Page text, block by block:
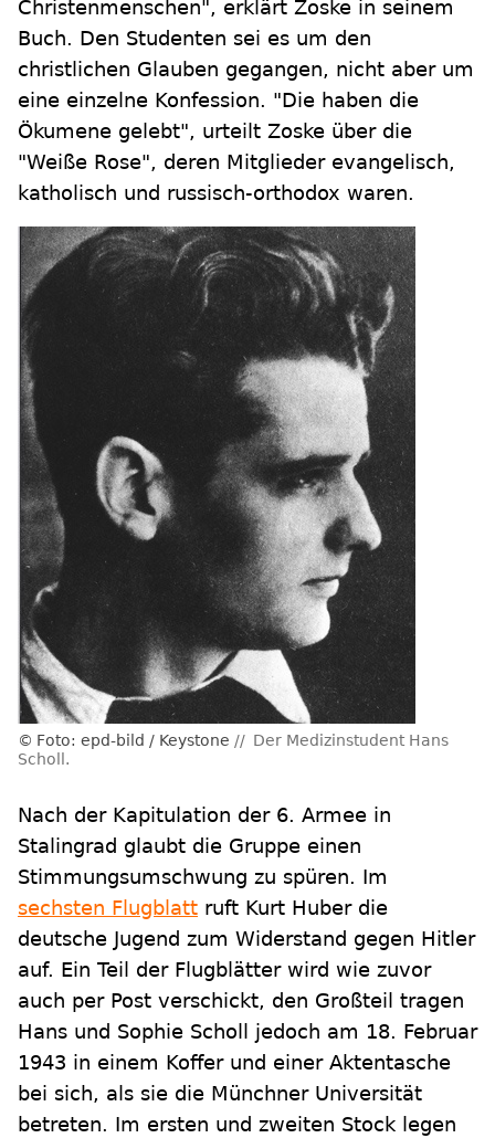
Christenmenschen", erklärt Zoske in seinem
Buch. Den Studenten sei es um den
christlichen Glauben gegangen, nicht aber um
eine einzelne Konfession. "Die haben die
Ökumene gelebt", urteilt Zoske über die
"Weiße Rose", deren Mitglieder evangelisch,
katholisch und russisch-orthodox waren.
Foto: epd-bild / Keystone
Der Medizinstudent Hans
Scholl.
Nach der Kapitulation der 6. Armee in
Stalingrad glaubt die Gruppe einen
Stimmungsumschwung zu spüren. Im
sechsten Flugblatt ruft Kurt Huber die
deutsche Jugend zum Widerstand gegen Hitler
auf. Ein Teil der Flugblätter wird wie zuvor
auch per Post verschickt, den Großteil tragen
Hans und Sophie Scholl jedoch am 18. Februar
1943 in einem Koffer und einer Aktentasche
bei sich, als sie die Münchner Universität
betreten. Im ersten und zweiten Stock legen